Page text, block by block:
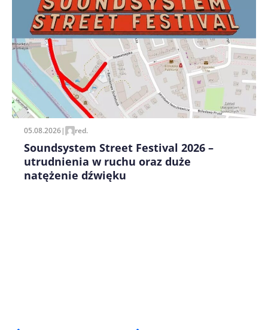
Zapamiętaj moje dane w tej przeglądarce podczas
pisania kolejnych komentarzy.
05.08.2026| red.
Soundsystem Street Festival 2026 –
utrudnienia w ruchu oraz duże
natężenie dźwięku